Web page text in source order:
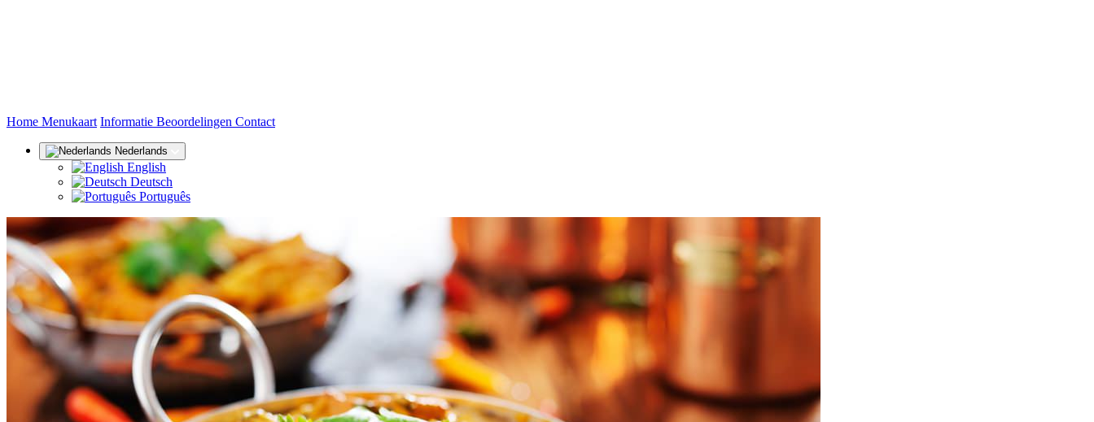
Home (huidige)
Menukaart Informatie Beoordelingen Contact
Nederlands
English
Deutsch
Português